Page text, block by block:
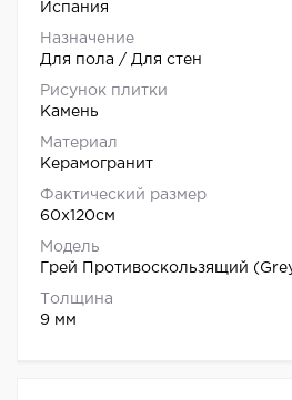
Испания
Назначение
Для пола / Для стен
Рисунок плитки
Камень
Материал
Керамогранит
Фактический размер
60x120см
Модель
Грей Противоскользящий
Толщина
9 мм